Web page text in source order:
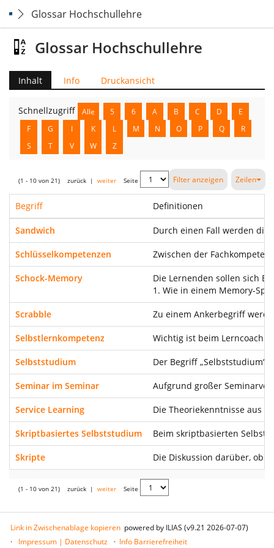
Glossar Hochschullehre
Glossar Hochschullehre
Inhalt Info Druckansicht
Schnellzugriff Alle 5 6 A B C D
E
F
G I K L M N O P Q
R
S
T V W Z
(1 - 10 von 21) zurück | weiter Seite Filter anzeigen Zeilen
Begriff Definitionen
Sandwich Durch einen Fall werden die
Schlüsselkompetenzen Zwischen der
Schock-Memory
Die Lernenden sollen sich
1. Wie in einem Memory-
Scrabble Zu einem Ankerbegriff
Selbstlernkompetenz Wichtig ist beim
Selbststudium Der Begriff
Seminar im Seminar Aufgrund großer
Service Learning Die Theoriekenntnisse aus
Skriptbasiertes Selbststudium Beim skriptbasierten
Skripte Die Diskussion darüber, ob
(1 - 10 von 21) zurück | weiter Seite
Link in Zwischenablage kopieren powered by ILIAS (v9.21 2026-07-07)
Impressum | Datenschutz
Info Barrierefreiheit